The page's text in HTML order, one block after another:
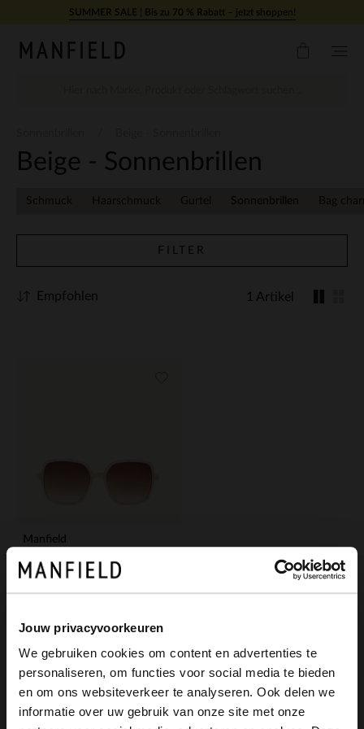
Jouw privacyvoorkeuren
We gebruiken cookies om content en advertenties te
personaliseren, om functies voor social media te bieden
en om ons websiteverkeer te analyseren. Ook delen we
informatie over uw gebruik van onze site met onze
Zum Inhalt springenSUMMER SALE | Bis zu 70 % Rabatt – jetzt shoppen!
Beige - Sonnenbrillen
Schmuck Haarschmuck Gurtel Sonnenbrillen Bag
FILTER
1 Artikel
Empfohlen
Manfield
49.99
×
View this website in English?